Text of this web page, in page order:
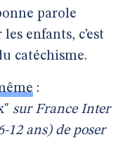
parole
enfants, c’est
catéchisme.
:
sur France Inter
12 ans) de poser